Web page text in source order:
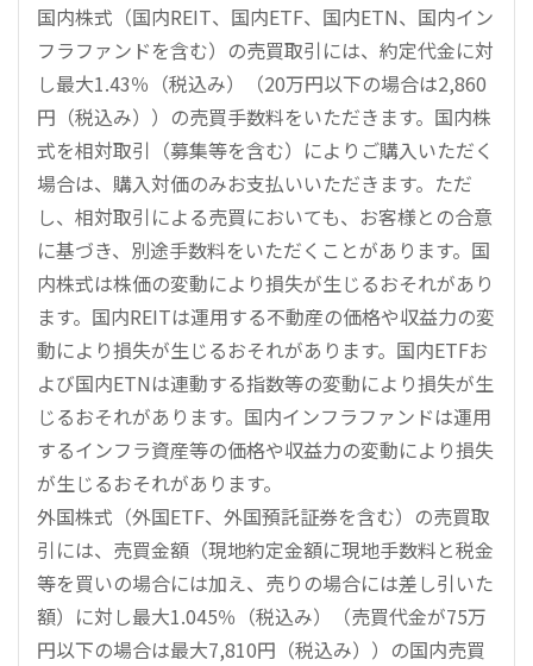
国内株式（国内REIT、国内ETF、国内ETN、国内イン
フラファンドを含む）の売買取引には、約定代金に対
し最大1.43％（税込み）（20万円以下の場合は2,860
円（税込み））の売買手数料をいただきます。国内株
式を相対取引（募集等を含む）によりご購入いただく
場合は、購入対価のみお支払いいただきます。ただ
し、相対取引による売買においても、お客様との合意
に基づき、別途手数料をいただくことがあります。国
内株式は株価の変動により損失が生じるおそれがあり
ます。国内REITは運用する不動産の価格や収益力の変
動により損失が生じるおそれがあります。国内ETFお
よび国内ETNは連動する指数等の変動により損失が生
じるおそれがあります。国内インフラファンドは運用
するインフラ資産等の価格や収益力の変動により損失
が生じるおそれがあります。
外国株式（外国ETF、外国預託証券を含む）の売買取
引には、売買金額（現地約定金額に現地手数料と税金
等を買いの場合には加え、売りの場合には差し引いた
額）に対し最大1.045％（税込み）（売買代金が75万
円以下の場合は最大7,810円（税込み））の国内売買